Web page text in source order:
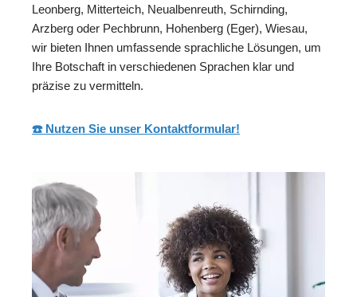
Leonberg, Mitterteich, Neualbenreuth, Schirnding,
Arzberg oder Pechbrunn, Hohenberg (Eger), Wiesau,
wir bieten Ihnen umfassende sprachliche Lösungen, um
Ihre Botschaft in verschiedenen Sprachen klar und
präzise zu vermitteln.
☎️ Nutzen Sie unser Kontaktformular!